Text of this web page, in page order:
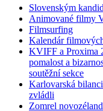
Slovenským
Animované filmy
Filmsurfing
Kalendár
KVIFF a Proxima
pomalost a
soutěžní sekce
Karlovarská
zvládli
Zomrel